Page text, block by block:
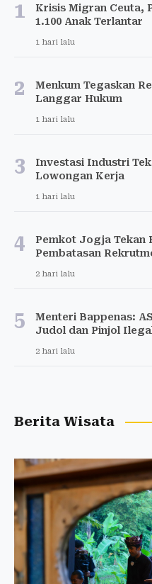
1
Krisis Migran Ceuta,
1.100 Anak Terlantar
1 hari lalu
2
Menkum Tegaskan
Langgar Hukum
1 hari lalu
3
Investasi Industri
Lowongan Kerja
1 hari lalu
4
Pemkot Jogja Tekan
Pembatasan
2 hari lalu
5
Menteri Bappenas:
Judol dan Pinjol
2 hari lalu
Berita Wisata